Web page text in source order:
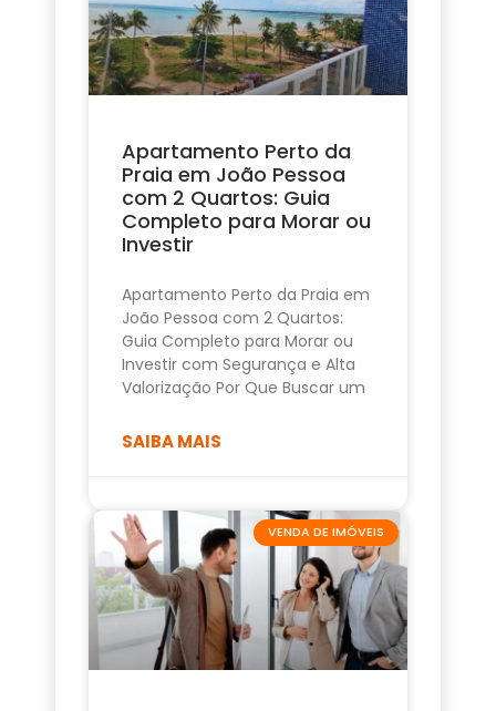
Apartamento Perto da
Praia em João Pessoa
com 2 Quartos: Guia
Completo para Morar ou
Investir
Apartamento Perto da Praia em
João Pessoa com 2 Quartos:
Guia Completo para Morar ou
Investir com Segurança e Alta
Valorização Por Que Buscar um
SAIBA MAIS
VENDA DE IMÓVEIS